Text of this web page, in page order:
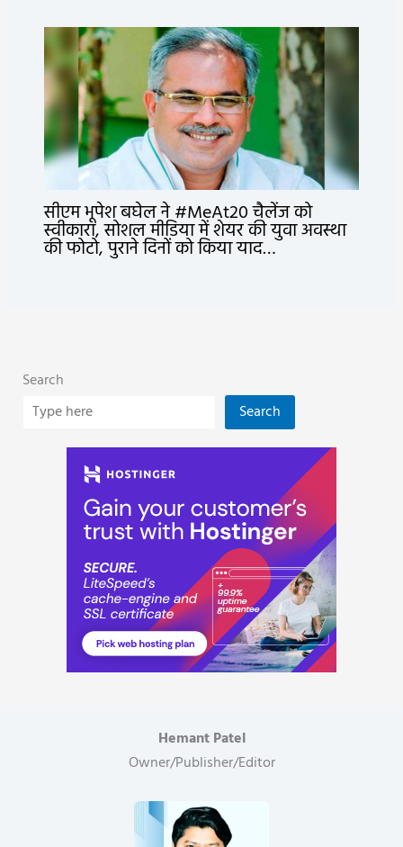
सीएम भूपेश बघेल ने #MeAt20 चैलेंज को
स्वीकारा, सोशल मीडिया में शेयर की युवा अवस्था
की फोटो, पुराने दिनों को किया याद…
Search
Search
Hemant Patel
Owner/Publisher/Editor